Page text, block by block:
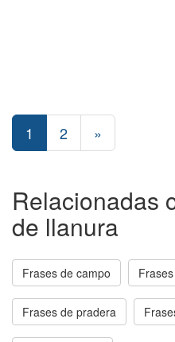
1 2 »
Relacionadas
de llanura
Frases de campo
Frases de pradera